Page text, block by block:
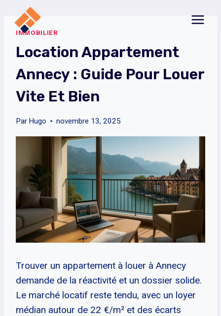
contenuIMMOBILIER
Location Appartement
Annecy : Guide Pour Louer
Vite Et Bien
Par Hugo novembre 13, 2025
Trouver un appartement à louer à Annecy
demande de la réactivité et un dossier solide.
Le marché locatif reste tendu, avec un loyer
médian autour de 22 €/m² et des écarts